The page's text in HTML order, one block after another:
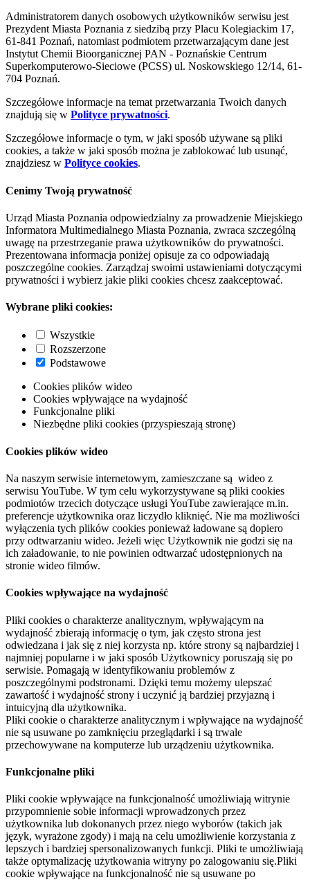
Administratorem danych osobowych użytkowników serwisu jest
Prezydent Miasta Poznania z siedzibą przy Placu Kolegiackim 17,
61-841 Poznań, natomiast podmiotem przetwarzającym dane jest
Instytut Chemii Bioorganicznej PAN - Poznańskie Centrum
Superkomputerowo-Sieciowe (PCSS) ul. Noskowskiego 12/14, 61-
704 Poznań.
Szczegółowe informacje na temat przetwarzania Twoich danych
znajdują się w Polityce prywatności.
Szczegółowe informacje o tym, w jaki sposób używane są pliki
cookies, a także w jaki sposób można je zablokować lub usunąć,
znajdziesz w Polityce cookies.
Cenimy Twoją prywatność
Urząd Miasta Poznania odpowiedzialny za prowadzenie Miejskiego
Informatora Multimedialnego Miasta Poznania, zwraca szczególną
uwagę na przestrzeganie prawa użytkowników do prywatności.
Prezentowana informacja poniżej opisuje za co odpowiadają
poszczególne cookies. Zarządzaj swoimi ustawieniami dotyczącymi
prywatności i wybierz jakie pliki cookies chcesz zaakceptować.
Wybrane pliki cookies:
Wszystkie
Rozszerzone
Podstawowe
Cookies plików wideo
Cookies wpływające na wydajność
Funkcjonalne pliki
Niezbędne pliki cookies (przyspieszają stronę)
Cookies plików wideo
Na naszym serwisie internetowym, zamieszczane są wideo z
serwisu YouTube. W tym celu wykorzystywane są pliki cookies
podmiotów trzecich dotyczące usługi YouTube zawierające m.in.
preferencje użytkownika oraz liczydło kliknięć. Nie ma możliwości
wyłączenia tych plików cookies ponieważ ładowane są dopiero
przy odtwarzaniu wideo. Jeżeli więc Użytkownik nie godzi się na
ich załadowanie, to nie powinien odtwarzać udostępnionych na
stronie wideo filmów.
Cookies wpływające na wydajność
Pliki cookies o charakterze analitycznym, wpływającym na
wydajność zbierają informację o tym, jak często strona jest
odwiedzana i jak się z niej korzysta np. które strony są najbardziej i
najmniej popularne i w jaki sposób Użytkownicy poruszają się po
serwisie. Pomagają w identyfikowaniu problemów z
poszczególnymi podstronami. Dzięki temu możemy ulepszać
zawartość i wydajność strony i uczynić ją bardziej przyjazną i
intuicyjną dla użytkownika.
Pliki cookie o charakterze analitycznym i wpływające na wydajność
nie są usuwane po zamknięciu przeglądarki i są trwale
przechowywane na komputerze lub urządzeniu użytkownika.
Funkcjonalne pliki
Pliki cookie wpływające na funkcjonalność umożliwiają witrynie
przypomnienie sobie informacji wprowadzonych przez
użytkownika lub dokonanych przez niego wyborów (takich jak
język, wyrażone zgody) i mają na celu umożliwienie korzystania z
lepszych i bardziej spersonalizowanych funkcji. Pliki te umożliwiają
także optymalizację użytkowania witryny po zalogowaniu się.Pliki
cookie wpływające na funkcjonalność nie są usuwane po